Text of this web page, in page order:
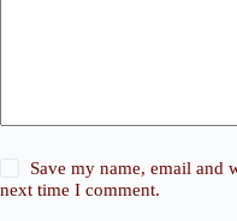
Save my name, email and
next time I comment.